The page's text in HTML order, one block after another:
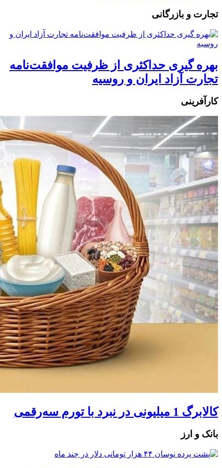
تجارت و بازرگانی
بهره گیری حداکثری از ظرفیت موافقت‌نامه
تجارت آزاد ایران و روسیه
کارآفرینی
کالابرگ 1 میلیونی در نبرد با تورم سه‌رقمی
بانک و ارز